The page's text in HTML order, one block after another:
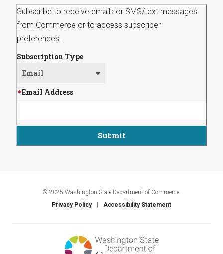
Subscribe to receive emails or SMS/text messages
from Commerce or to access subscriber
preferences.
Subscription Type
Email Address
© 2025 Washington State Department of Commerce.
Privacy Policy
Accessibility Statement